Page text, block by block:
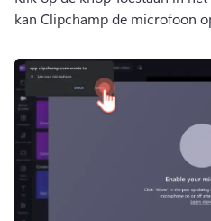
kan Clipchamp de microfoon